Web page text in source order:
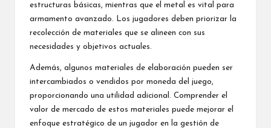
estructuras básicas, mientras que el metal es vital para
armamento avanzado. Los jugadores deben priorizar la
recolección de materiales que se alineen con sus
necesidades y objetivos actuales.
Además, algunos materiales de elaboración pueden ser
intercambiados o vendidos por moneda del juego,
proporcionando una utilidad adicional. Comprender el
valor de mercado de estos materiales puede mejorar el
enfoque estratégico de un jugador en la gestión de